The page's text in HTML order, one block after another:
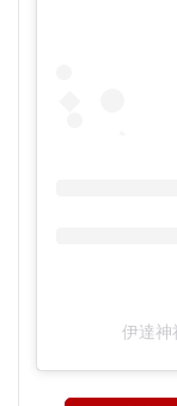
伊達神